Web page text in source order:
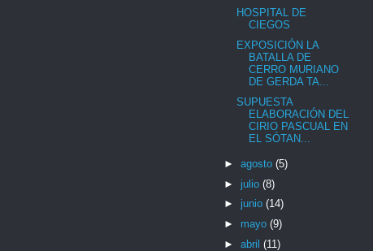
HOSPITAL DE
CIEGOS
EXPOSICIÓN LA
BATALLA DE
CERRO MURIANO
DE GERDA TA...
SUPUESTA
ELABORACIÓN DEL
CIRIO PASCUAL EN
EL SÓTAN...
► agosto (5)
► julio (8)
► junio (14)
► mayo (9)
► abril (11)